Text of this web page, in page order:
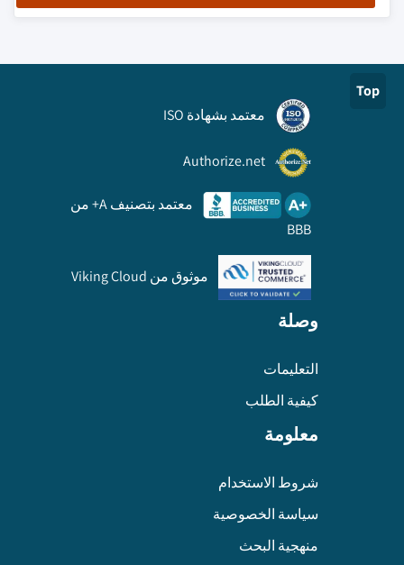
Top
معتمد بشهادة ISO
Authorize.net
معتمد بتصنيف A+ من
BBB
موثوق من Viking Cloud
وصلة
التعليمات
كيفية الطلب
معلومة
شروط الاستخدام
سياسة الخصوصية
منهجية البحث